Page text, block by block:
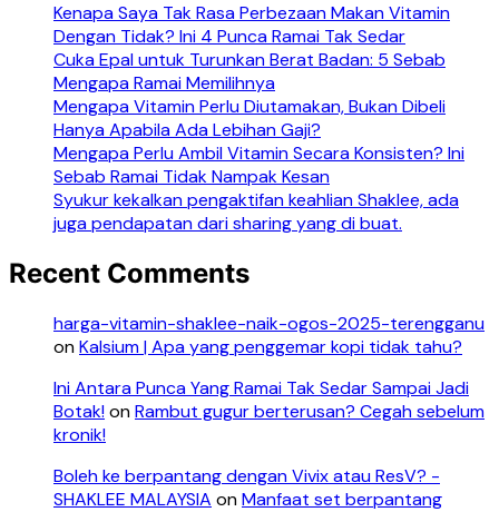
Kenapa Saya Tak Rasa Perbezaan Makan Vitamin
Dengan Tidak? Ini 4 Punca Ramai Tak Sedar
Cuka Epal untuk Turunkan Berat Badan: 5 Sebab
Mengapa Ramai Memilihnya
Mengapa Vitamin Perlu Diutamakan, Bukan Dibeli
Hanya Apabila Ada Lebihan Gaji?
Mengapa Perlu Ambil Vitamin Secara Konsisten? Ini
Sebab Ramai Tidak Nampak Kesan
Syukur kekalkan pengaktifan keahlian Shaklee, ada
juga pendapatan dari sharing yang di buat.
Recent Comments
harga-vitamin-shaklee-naik-ogos-2025-terengganu
onKalsium | Apa yang penggemar kopi tidak tahu?
Ini Antara Punca Yang Ramai Tak Sedar Sampai Jadi
Botak!onRambut gugur berterusan? Cegah sebelum
kronik!
Boleh ke berpantang dengan Vivix atau ResV? -
SHAKLEE MALAYSIA onManfaat set berpantang